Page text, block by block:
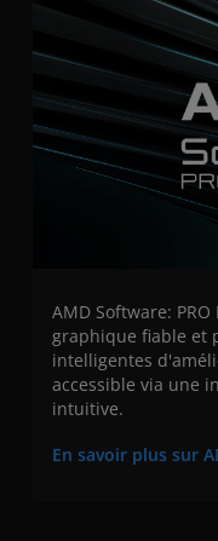
AMD Software:
graphique fiable et
intelligentes
accessible via une
intuitive.
En savoir plus sur